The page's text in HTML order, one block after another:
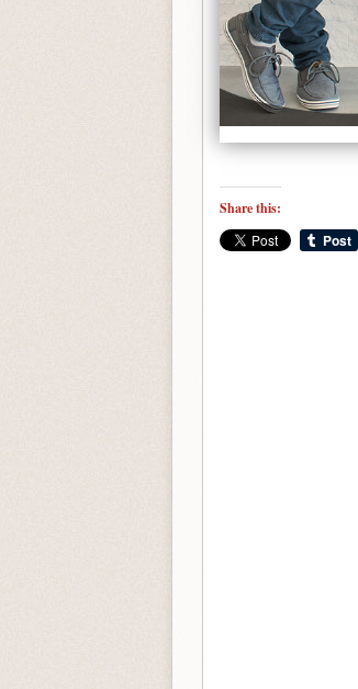
Share this: